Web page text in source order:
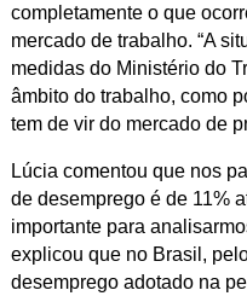
completamente o que
mercado de trabalho. “A
medidas do Ministério do
âmbito do trabalho, como
tem de vir do mercado de
Lúcia comentou que nos
de desemprego é de 11%
importante para
explicou que noBrasil,
desemprego adotado na